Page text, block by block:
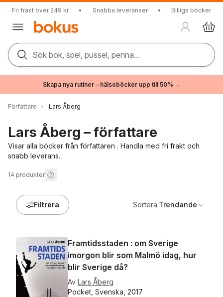
Fri frakt över 249 kr • Snabba leveranser • Billiga böcker
Sök bok, spel, pussel, penna...
Skapa nya rutiner – hälsoböcker upp till 50% →
Författare Lars Åberg
Lars Åberg – författare
Visar alla böcker från författaren . Handla med fri frakt och
snabb leverans.
14 produkter
Filtrera Sortera:Trendande
Framtidsstaden : om Sverige
imorgon blir som Malmö idag, hur
blir Sverige då?
Av Lars Åberg
Pocket, Svenska, 2017